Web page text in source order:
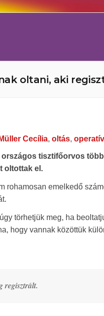
oltani, aki
Müller Cecília, oltás,
tisztifőorvos
oltottak el.
rohamosan emelkedő
törhetjük meg, ha
hogy vannak közöttük
regisztrált.